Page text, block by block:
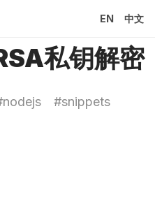
EN 中文
私钥解密
nodejs #snippets